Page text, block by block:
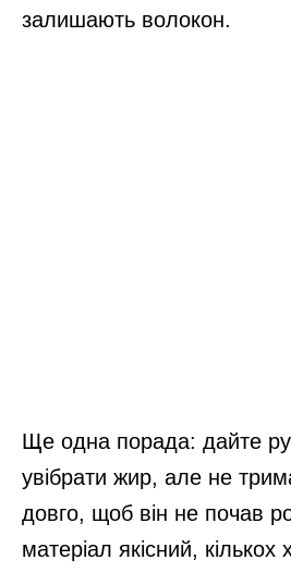
залишають волокон.
Ще одна порада: дайте
увібрати жир, але не
довго, щоб він не почав
матеріал якісний,